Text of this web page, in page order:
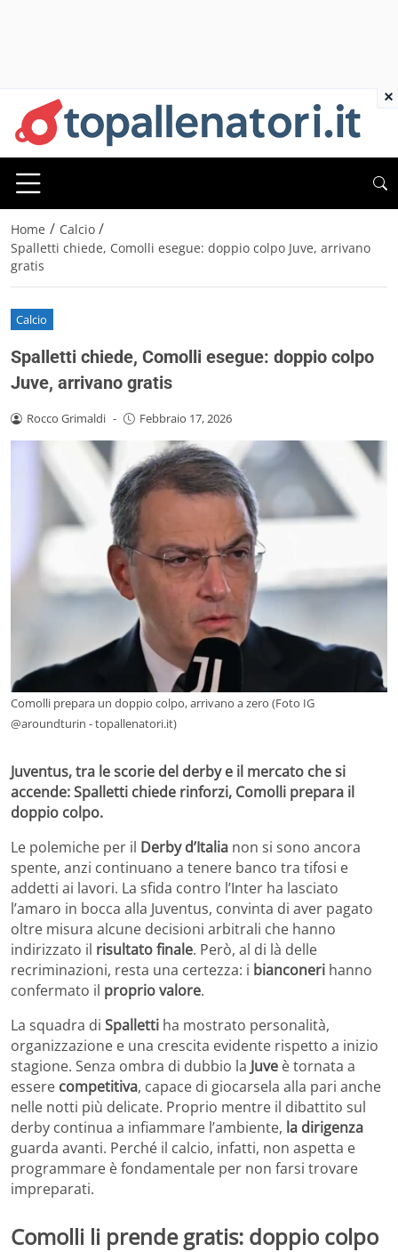
Home / Calcio /
Spalletti chiede, Comolli esegue: doppio colpo Juve, arrivano
gratis
Calcio
Spalletti chiede, Comolli esegue: doppio colpo
Juve, arrivano gratis
Rocco Grimaldi - Febbraio 17, 2026
Comolli prepara un doppio colpo, arrivano a zero (Foto IG
@aroundturin - topallenatori.it)
Juventus, tra le scorie del derby e il mercato che si
accende: Spalletti chiede rinforzi, Comolli prepara il
doppio colpo.
Le polemiche per il Derby d’Italia non si sono ancora
spente, anzi continuano a tenere banco tra tifosi e
addetti ai lavori. La sfida contro l’Inter ha lasciato
l’amaro in bocca alla Juventus, convinta di aver pagato
oltre misura alcune decisioni arbitrali che hanno
indirizzato il risultato finale. Però, al di là delle
recriminazioni, resta una certezza: i bianconeri hanno
confermato il proprio valore.
La squadra di Spalletti ha mostrato personalità,
organizzazione e una crescita evidente rispetto a inizio
stagione. Senza ombra di dubbio la Juve è tornata a
essere competitiva, capace di giocarsela alla pari anche
nelle notti più delicate. Proprio mentre il dibattito sul
derby continua a infiammare l’ambiente, la dirigenza
guarda avanti. Perché il calcio, infatti, non aspetta e
programmare è fondamentale per non farsi trovare
impreparati.
Comolli li prende gratis: doppio colpo
×